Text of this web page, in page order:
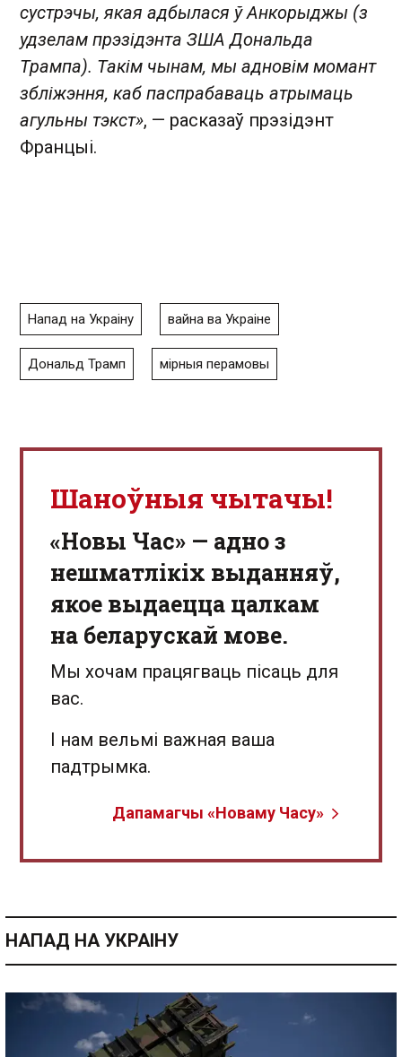
сустрэчы, якая адбылася ў Анкорыджы (з
удзелам прэзідэнта ЗША Дональда
Трампа). Такім чынам, мы адновім момант
збліжэння, каб паспрабаваць атрымаць
агульны тэкст», — расказаў прэзідэнт
Францыі.
Напад на Украіну вайна ва Украіне
Дональд Трамп мірныя перамовы
Шаноўныя чытачы!
«Новы Час» — адно з
нешматлікіх выданняў,
якое выдаецца цалкам
на беларускай мове.
Мы хочам працягваць пісаць для
вас.
І нам вельмі важная ваша
падтрымка.
Дапамагчы «Новаму Часу»
НАПАД НА УКРАІНУ